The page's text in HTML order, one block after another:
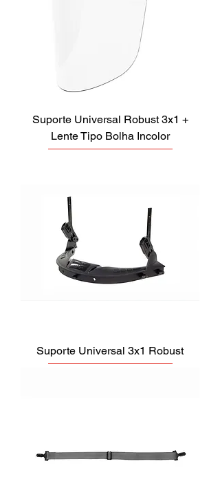
Suporte Universal Robust 3x1 +
Lente Tipo Bolha Incolor
Suporte Universal 3x1 Robust